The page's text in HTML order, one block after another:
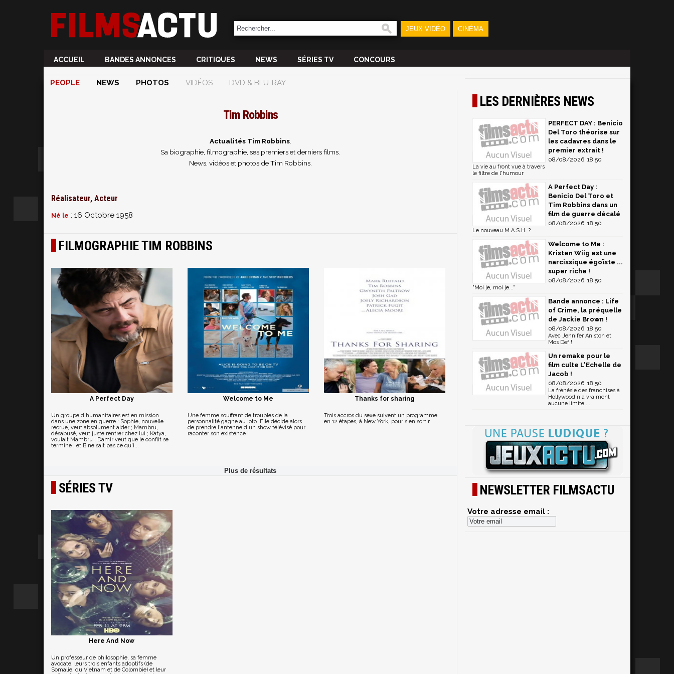
JEUX VIDÉO CINÉMA
ACCUEIL BANDES ANNONCES CRITIQUES NEWS SÉRIES TV CONCOURS
PEOPLE NEWS PHOTOS VIDÉOS DVD & BLU-RAY
Tim Robbins
Actualités Tim Robbins.
Sa biographie, filmographie, ses premiers et derniers films.
News, vidéos et photos de Tim Robbins.
Réalisateur, Acteur
Né le : 16 Octobre 1958
FILMOGRAPHIE TIM ROBBINS
A Perfect Day
Un groupe d'humanitaires est en mission
dans une zone en guerre : Sophie, nouvelle
recrue, veut absolument aider ; Mambru,
désabusé, veut juste rentrer chez lui ; Katya,
voulait Mambru ; Damir veut que le conflit se
termine ; et B ne sait pas ce qu'i...
Welcome to Me
Une femme souffrant de troubles de la
personnalité gagne au loto. Elle décide alors
de prendre l'antenne d'un show télévisé pour
raconter son existence !
Thanks for sharing
Trois accros du sexe suivent un programme
en 12 étapes, à New York, pour s'en sortir.
SÉRIES TV
Here And Now
Un professeur de philosophie, sa femme
avocate, leurs trois enfants adoptifs (de
Somalie, du Vietnam et de Colombie) et leur
LES DERNIÈRES NEWS
PERFECT DAY : Benicio
Del Toro théorise sur
les cadavres dans le
premier extrait !
08/08/2026, 18:50
La vie au front vue à travers
le filtre de l'humour
A Perfect Day :
Benicio Del Toro et
Tim Robbins dans un
film de guerre décalé
08/08/2026, 18:50
Le nouveau M.A.S.H. ?
Welcome to Me :
Kristen Wiig est une
narcissique égoïste ...
super riche !
08/08/2026, 18:50
"Moi je, moi je..."
Bande annonce : Life
of Crime, la préquelle
de Jackie Brown !
08/08/2026, 18:50
Avec Jennifer Aniston et
Mos Def !
Un remake pour le
film culte L'Echelle de
Jacob !
08/08/2026, 18:50
La frénésie des franchises à
Hollywood n'a vraiment
aucune limite ...
NEWSLETTER FILMSACTU
Votre adresse email :